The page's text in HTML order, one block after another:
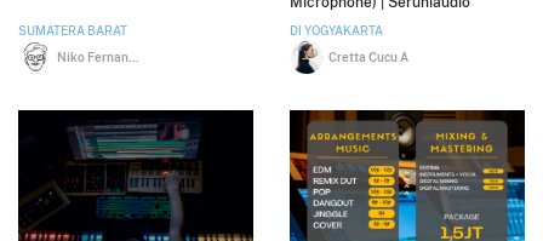
SUMATERA BARAT
DI YOGYAKARTA
Cretta Cucu A